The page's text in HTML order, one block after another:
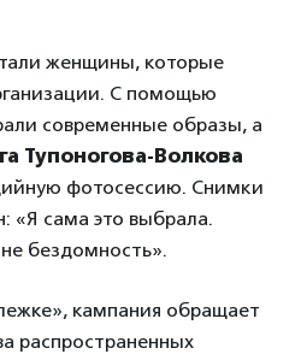
женщины, которые
С помощью
современные образы, а
Тупоногова-Волкова
фотосессию. Снимки
«Я сама это выбрала.
бездомность».
кампания обращает
распространенных